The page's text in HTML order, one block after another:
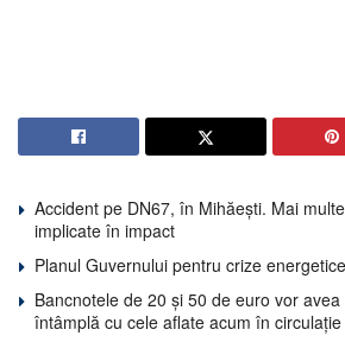
Accident pe DN67, în Mihăești. Mai
implicate în impact
Planul Guvernului pentru crize energetice
Bancnotele de 20 și 50 de euro vor
întâmplă cu cele aflate acum în circulație